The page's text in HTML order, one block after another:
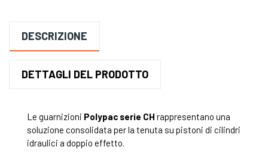
DESCRIZIONE
DETTAGLI DEL PRODOTTO
Le guarnizioni Polypac serie CH rappresentano una
soluzione consolidata per la tenuta su pistoni di cilindri
idraulici a doppio effetto.